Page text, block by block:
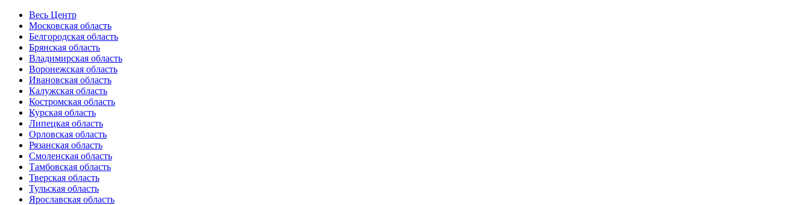
Весь Центр
Московская область
Белгородская область
Брянская область
Владимирская область
Воронежская область
Ивановская область
Калужская область
Костромская область
Курская область
Липецкая область
Орловская область
Рязанская область
Смоленская область
Тамбовская область
Тверская область
Тульская область
Ярославская область